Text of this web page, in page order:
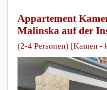
Appartement
Malinska auf der
(2-4 Personen) [Kamen -